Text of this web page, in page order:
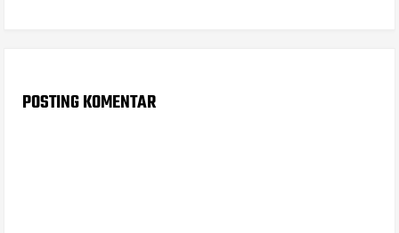
POSTING KOMENTAR